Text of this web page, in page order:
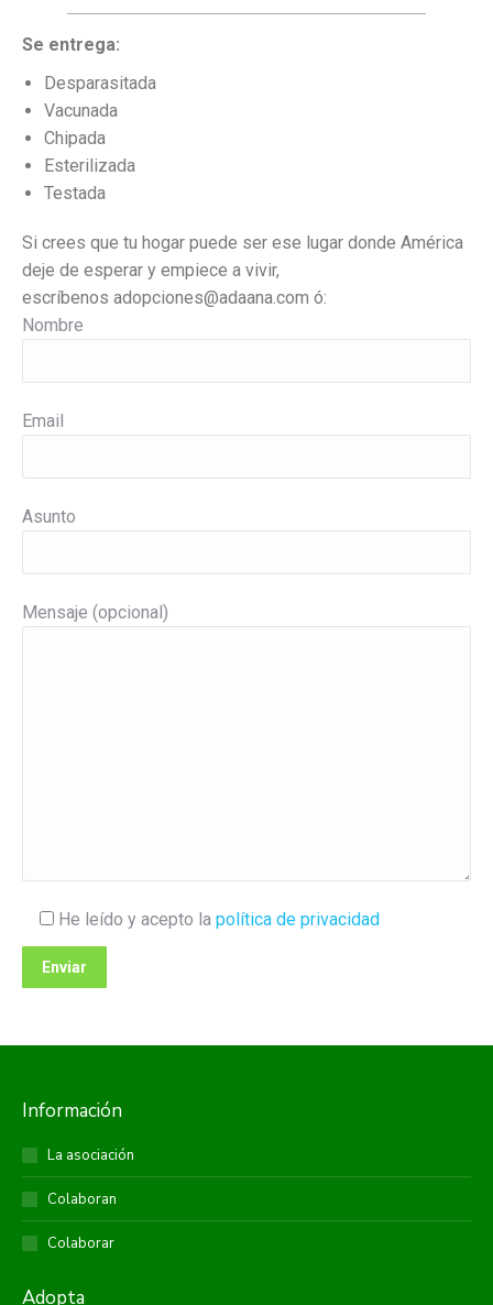
Se entrega:
Desparasitada
Vacunada
Chipada
Esterilizada
Testada
Si crees que tu hogar puede ser ese lugar donde América
deje de esperar y empiece a vivir,
escríbenos adopciones@adaana.com ó:
Nombre
Email
Asunto
Mensaje (opcional)
He leído y acepto la política de privacidad
Información
La asociación
Colaboran
Colaborar
Adopta